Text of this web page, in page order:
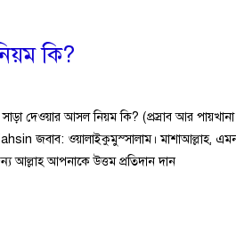
কি?
দেওয়ার আসল নিয়ম কি? (প্রস্রাব আর পায়খানা
জবাব: ওয়ালাইকুমুস্সালাম। মাশাআল্লাহ,
আল্লাহ আপনাকে উত্তম প্রতিদান দান